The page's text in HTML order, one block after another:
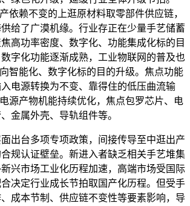
依赖不变的上逛原材料取零部件供应链，
给了广漠机缘。行业存正在少量手艺储蓄
高功率密度、数字化、功能集成化标的目
字化功能逐渐成熟，工业物联网的普及也
智能化、数字化标的目的升级。焦点功能
电源转换为不变、靠得住的低压曲流输
源产物机能持续优化，焦点包罗芯片、电
金属外壳、导轨组件等。
台多项专项政策，间接传导至中逛出产
规认证壁垒。新进入者缺乏相关手艺堆集
兴市场工业化历程加速，高端市场受国际
决定行业成长节拍取国产化历程。但受手
成本节制、供应链不变性等要素影响，导